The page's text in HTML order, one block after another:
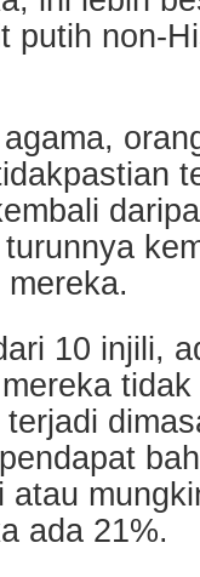
putih non-
10 injili,
atau
ada 21%.